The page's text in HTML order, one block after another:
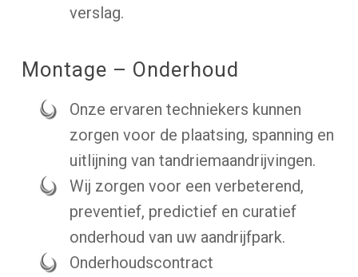
verslag.
Montage – Onderhoud
Onze ervaren techniekers kunnen
zorgen voor de plaatsing, spanning en
uitlijning van tandriemaandrijvingen.
Wij zorgen voor een verbeterend,
preventief, predictief en curatief
onderhoud van uw aandrijfpark.
Onderhoudscontract